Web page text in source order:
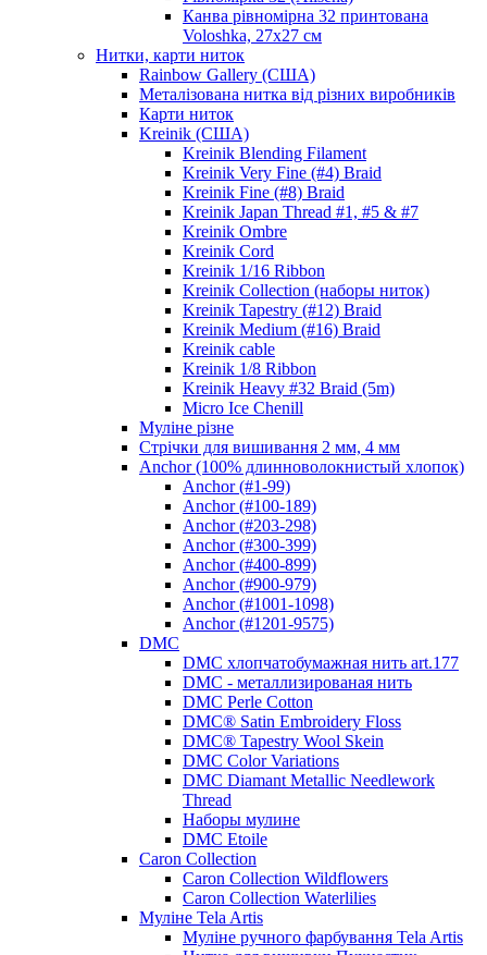
Канва рівномірна 32 принтована
Voloshka, 27х27 см
Нитки, карти ниток
Rainbow Gallery (США)
Металізована нитка від різних виробників
Карти ниток
Kreinik (США)
Kreinik Blending Filament
Kreinik Very Fine (#4) Braid
Kreinik Fine (#8) Braid
Kreinik Japan Thread #1, #5 & #7
Kreinik Ombre
Kreinik Cord
Kreinik 1/16 Ribbon
Kreinik Collection (наборы ниток)
Kreinik Tapestry (#12) Braid
Kreinik Medium (#16) Braid
Kreinik cable
Kreinik 1/8 Ribbon
Kreinik Heavy #32 Braid (5m)
Micro Ice Chenill
Муліне різне
Стрічки для вишивання 2 мм, 4 мм
Anchor (100% длинноволокнистый хлопок)
Anchor (#1-99)
Anchor (#100-189)
Anchor (#203-298)
Anchor (#300-399)
Anchor (#400-899)
Anchor (#900-979)
Anchor (#1001-1098)
Anchor (#1201-9575)
DMC
DMC хлопчатобумажная нить art.177
DMC - металлизированая нить
DMC Perle Cotton
DMC® Satin Embroidery Floss
DMC® Tapestry Wool Skein
DMC Color Variations
DMC Diamant Metallic Needlework
Thread
Наборы мулине
DMC Etoile
Caron Collection
Caron Collection Wildflowers
Caron Collection Waterlilies
Муліне Tela Artis
Муліне ручного фарбування Tela Artis